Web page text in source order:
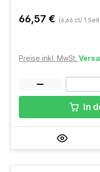
66,57 € (6,66 ct/ 1
Preise inkl. MwSt.
In